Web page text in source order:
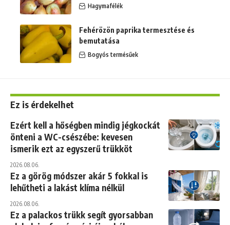
Hagymafélék
Fehérözön paprika termesztése és
bemutatása
Bogyós termésűek
Ez is érdekelhet
Ezért kell a hőségben mindig jégkockát
önteni a WC-csészébe: kevesen
ismerik ezt az egyszerű trükköt
2026.08.06.
Ez a görög módszer akár 5 fokkal is
lehűtheti a lakást klíma nélkül
2026.08.06.
Ez a palackos trükk segít gyorsabban